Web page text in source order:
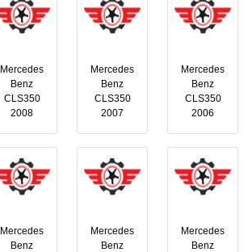
Mercedes
Benz
CLS350
2006
Mercedes
Benz
CLS350
2007
Mercedes
Benz
CLS350
2008
Mercedes
Benz
Mercedes
Benz
Mercedes
Benz